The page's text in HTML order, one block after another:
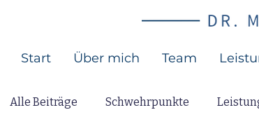
Start Über mich Team
Alle Beiträge Schwehrpunkte